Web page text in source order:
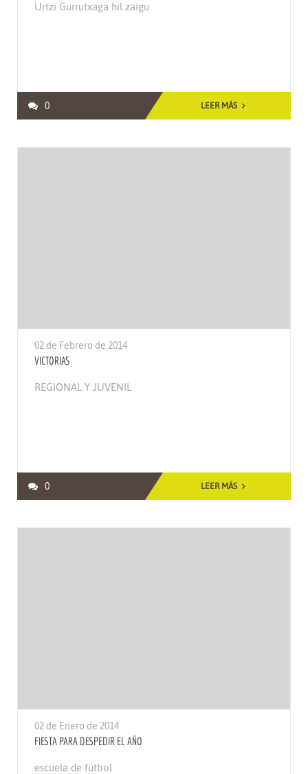
Urtzi Gurrutxaga hil zaigu
0 LEER MÁS
02 de Febrero de 2014
VICTORIAS
REGIONAL Y JUVENIL
0 LEER MÁS
02 de Enero de 2014
FIESTA PARA DESPEDIR EL AÑO
escuela de fútbol